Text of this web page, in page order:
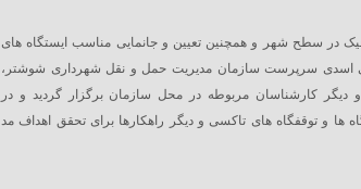
در سطح شهر و همچنین تعیین و جانمایی مناسب ایستگاه های
اسدی سرپرست سازمان مدیریت حمل و نقل شهرداری شوشتر،
دیگر کارشناسان مربوطه در محل سازمان برگزار گردید و در
و توقفگاه های تاکسی و دیگر راهکارها برای تحقق اهداف مد